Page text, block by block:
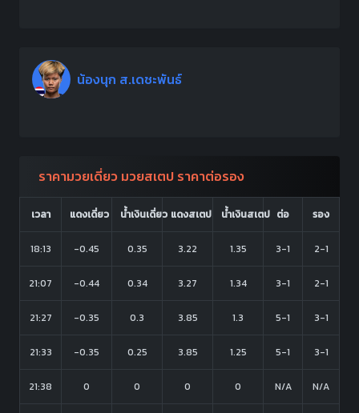
น้องนุก ส.เดชะพันธ์
ราคามวยเดี่ยว มวยสเตป ราคาต่อรอง
เวลา แดงเดี่ยว น้ำเงินเดี่ยว แดงสเตป น้ำเงินสเตป ต่อ รอง
18:13 -0.45 0.35 3.22 1.35 3-1 2-1
21:07 -0.44 0.34 3.27 1.34 3-1 2-1
21:27 -0.35 0.3 3.85 1.3 5-1 3-1
21:33 -0.35 0.25 3.85 1.25 5-1 3-1
21:38 0 0 0 0 N/A N/A